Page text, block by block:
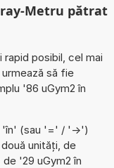
Metru pătrat
posibil, cel mai
să fie
'86 uGym2 în
'în' (sau '=' / '->')
unități, de
'29 uGym2 în